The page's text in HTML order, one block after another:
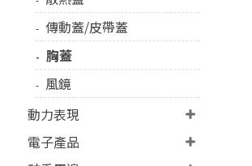
傳動蓋/皮帶蓋
胸蓋
風鏡
動力表現
電子產品